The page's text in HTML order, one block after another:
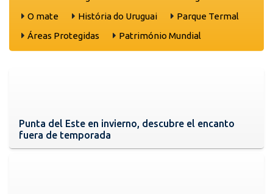
O mate
História do Uruguai
Parque Termal
Áreas Protegidas
Património Mundial
Punta del Este en invierno, descubre el encanto
fuera de temporada